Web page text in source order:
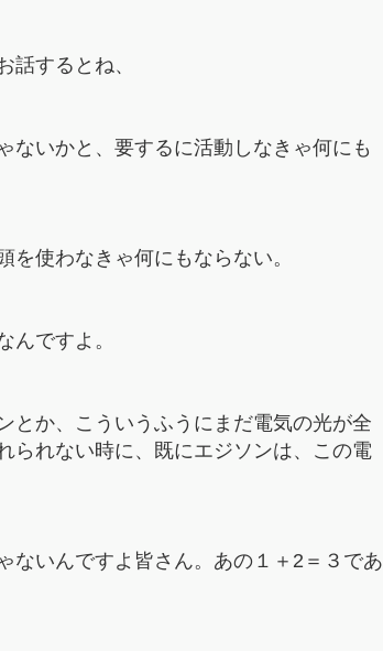
話するとね、
ないかと、要するに活動しなきゃ何にも
使わなきゃ何にもならない。
んですよ。
とか、こういうふうにまだ電気の光が全
られない時に、既にエジソンは、この電
ないんですよ皆さん。あの１＋2＝３であ